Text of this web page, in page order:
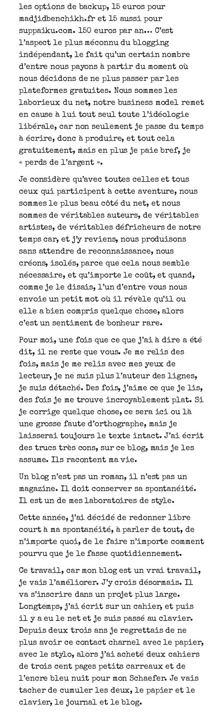
les options de backup, 15 euros pour
madjidbenchikh.fr et 15 aussi pour
suppaiku.com. 150 euros par an… C’est
l’aspect le plus méconnu du blogging
indépendant, le fait qu’un certain nombre
d’entre nous payons à partir du moment où
nous décidons de ne plus passer par les
plateformes gratuites. Nous sommes les
laborieux du net, notre business model remet
en cause à lui tout seul toute l’idéologie
libérale, car non seulement je passe du temps
à écrire, donc à produire, et tout cela
gratuitement, mais en plus je paie bref, je
« perds de l’argent ».
Je considère qu’avec toutes celles et tous
ceux qui participent à cette aventure, nous
sommes le plus beau côté du net, et nous
sommes de véritables auteurs, de véritables
artistes, de véritables défricheurs de notre
temps car, et j’y reviens, nous produisons
sans attendre de reconnaissance, nous
créons, isolés, parce que cela nous semble
nécessaire, et qu’importe le coût, et quand,
comme je le disais, l’un d’entre vous nous
envoie un petit mot où il révèle qu’il ou
elle a bien compris quelque chose, alors
c’est un sentiment de bonheur rare.
Pour moi, une fois que ce que j’ai à dire a été
dit, il ne reste que vous. Je me relis des
fois, mais je me relis avec mes yeux de
lecteur, je ne suis plus l’auteur des lignes,
je suis détaché. Des fois, j’aime ce que je lis,
des fois je me trouve incroyablement plat. Si
je corrige quelque chose, ce sera ici ou là
une grosse faute d’orthographe, mais je
laisserai toujours le texte intact. J’ai écrit
des trucs très cons, sur ce blog, mais je les
assume. Ils racontent ma vie.
Un blog n’est pas un roman, il n’est pas un
magazine. Il doit conserver sa spontanéité.
Il est un de mes laboratoires de style.
Cette année, j’ai décidé de redonner libre
court à ma spontanéité, à parler de tout, de
n’importe quoi, de le faire n’importe comment
pourvu que je le fasse quotidiennement.
Ce travail, car mon blog est un vrai travail,
je vais l’améliorer. J’y crois désormais. Il
va s’inscrire dans un projet plus large.
Longtemps, j’ai écrit sur un cahier, et puis
il y a eu le net et je suis passé au clavier.
Depuis deux trois ans je regrettais de ne
plus avoir ce contact charnel avec le papier,
avec le stylo, alors j’ai acheté deux cahiers
de trois cent pages petits carreaux et de
l’encre bleu nuit pour mon Schaefer. Je vais
tacher de cumuler les deux, le papier et le
clavier, le journal et le blog.